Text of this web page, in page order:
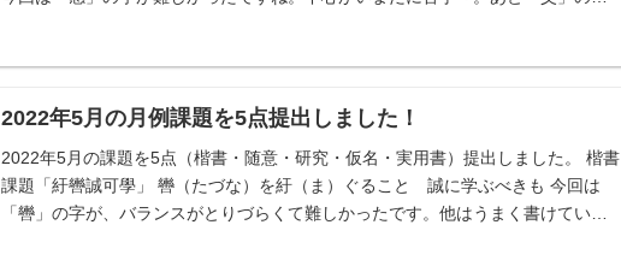
2022年5月の月例課題を5点提出しました！
2022年5月の課題を5点（楷書・随意・研究・仮名・実用書）提出しました。 楷書
課題「紆轡誠可學」 轡（たづな）を紆（ま）ぐること 誠に学ぶべきも 今回は
「轡」の字が、バランスがとりづらくて難しかったです。他はうまく書けている